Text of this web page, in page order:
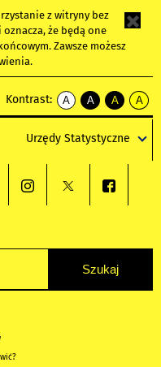
z witryny bez
że będą one
Zawsze możesz
Kontrast:
A
kontrast
A
kontrast
tekst
czarnym
A
kontrast
tekst
czarnym
A
tekst
żółtym
Urzędy Statystyczne